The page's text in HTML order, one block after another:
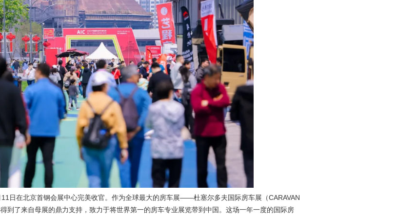
日在北京首钢会展中心完美收官。作为全球最大的房车展——杜塞尔多夫国际房车展（CARAVAN
到了来自母展的鼎力支持，致力于将世界第一的房车专业展览带到中国。这场一年一度的国际房